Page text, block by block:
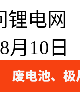
锂电网
月10